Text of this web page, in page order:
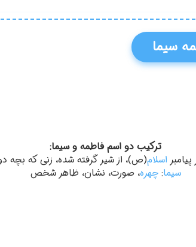
سیما
ترکیب دو اسم فاطمه و سیما:
اسلام(ص)، از شیر گرفته شده، زنی که بچه
سیما:چهره، صورت، نشان، ظاهر شخص